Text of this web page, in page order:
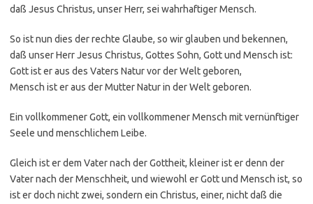
daß Jesus Christus, unser Herr, sei wahrhaftiger Mensch.
So ist nun dies der rechte Glaube, so wir glauben und bekennen,
daß unser Herr Jesus Christus, Gottes Sohn, Gott und Mensch ist:
Gott ist er aus des Vaters Natur vor der Welt geboren,
Mensch ist er aus der Mutter Natur in der Welt geboren.
Ein vollkommener Gott, ein vollkommener Mensch mit vernünftiger
Seele und menschlichem Leibe.
Gleich ist er dem Vater nach der Gottheit, kleiner ist er denn der
Vater nach der Menschheit, und wiewohl er Gott und Mensch ist, so
ist er doch nicht zwei, sondern ein Christus, einer, nicht daß die